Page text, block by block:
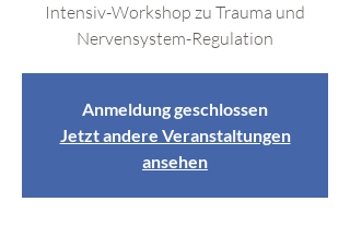
Intensiv-Workshop zu Trauma und
Nervensystem-Regulation
Anmeldung geschlossen
Jetzt andere Veranstaltungen
ansehen